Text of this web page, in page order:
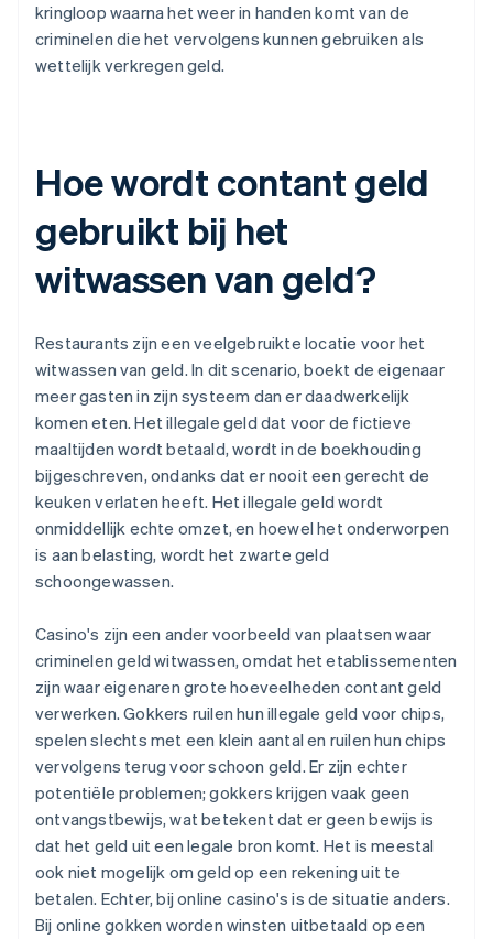
kringloop waarna het weer in handen komt van de
criminelen die het vervolgens kunnen gebruiken als
wettelijk verkregen geld.
Hoe wordt contant geld
gebruikt bij het
witwassen van geld?
Restaurants zijn een veelgebruikte locatie voor het
witwassen van geld. In dit scenario, boekt de eigenaar
meer gasten in zijn systeem dan er daadwerkelijk
komen eten. Het illegale geld dat voor de fictieve
maaltijden wordt betaald, wordt in de boekhouding
bijgeschreven, ondanks dat er nooit een gerecht de
keuken verlaten heeft. Het illegale geld wordt
onmiddellijk echte omzet, en hoewel het onderworpen
is aan belasting, wordt het zwarte geld
schoongewassen.
Casino's zijn een ander voorbeeld van plaatsen waar
criminelen geld witwassen, omdat het etablissementen
zijn waar eigenaren grote hoeveelheden contant geld
verwerken. Gokkers ruilen hun illegale geld voor chips,
spelen slechts met een klein aantal en ruilen hun chips
vervolgens terug voor schoon geld. Er zijn echter
potentiële problemen; gokkers krijgen vaak geen
ontvangstbewijs, wat betekent dat er geen bewijs is
dat het geld uit een legale bron komt. Het is meestal
ook niet mogelijk om geld op een rekening uit te
betalen. Echter, bij online casino's is de situatie anders.
Bij online gokken worden winsten uitbetaald op een